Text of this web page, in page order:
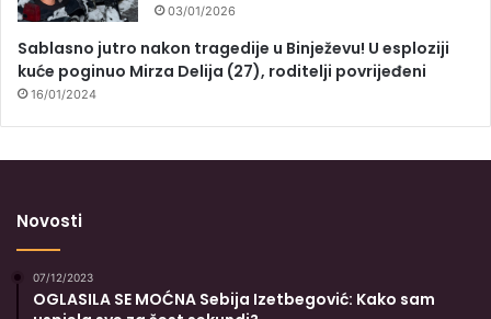
03/01/2026
Sablasno jutro nakon tragedije u Binježevu! U esploziji
kuće poginuo Mirza Delija (27), roditelji povrijeđeni
16/01/2024
Novosti
07/12/2023
OGLASILA SE MOĆNA Sebija Izetbegović: Kako sam